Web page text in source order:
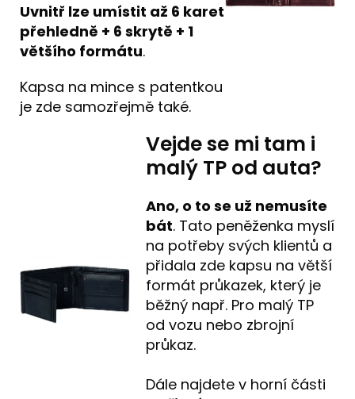
Uvnitř lze umístit až 6 karet
přehledně + 6 skrytě + 1
většího formátu.
Kapsa na mince s patentkou
je zde samozřejmě také.
Vejde se mi tam i
malý TP od auta?
Ano, o to se už nemusíte
bát. Tato peněženka myslí
na potřeby svých klientů a
přidala zde kapsu na větší
formát průkazek, který je
běžný např. Pro malý TP
od vozu nebo zbrojní
průkaz.
Dále najdete v horní části